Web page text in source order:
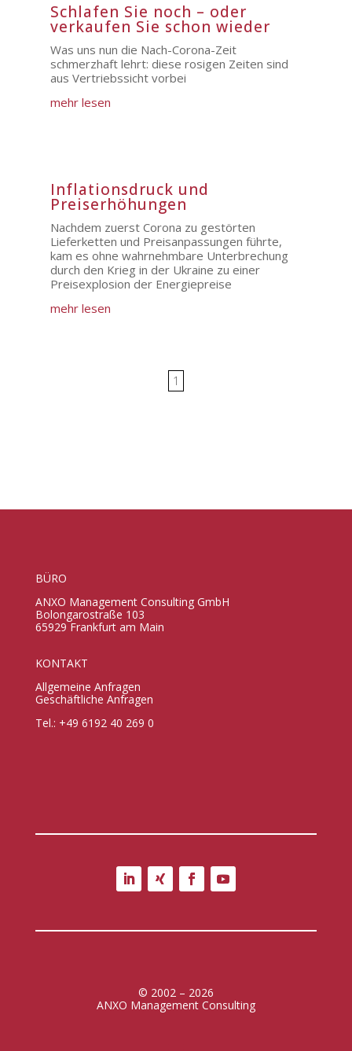
Schlafen Sie noch – oder
verkaufen Sie schon wieder
Was uns nun die Nach-Corona-Zeit
schmerzhaft lehrt: diese rosigen Zeiten sind
aus Vertriebssicht vorbei
mehr lesen
Inflationsdruck und
Preiserhöhungen
Nachdem zuerst Corona zu gestörten
Lieferketten und Preisanpassungen führte,
kam es ohne wahrnehmbare Unterbrechung
durch den Krieg in der Ukraine zu einer
Preisexplosion der Energiepreise
mehr lesen
1
BÜRO
ANXO Management Consulting GmbH
Bolongarostraße 103
65929 Frankfurt am Main
KONTAKT
Allgemeine Anfragen
Geschäftliche Anfragen
Tel.: +49 6192 40 269 0
© 2002 – 2026
ANXO Management Consulting